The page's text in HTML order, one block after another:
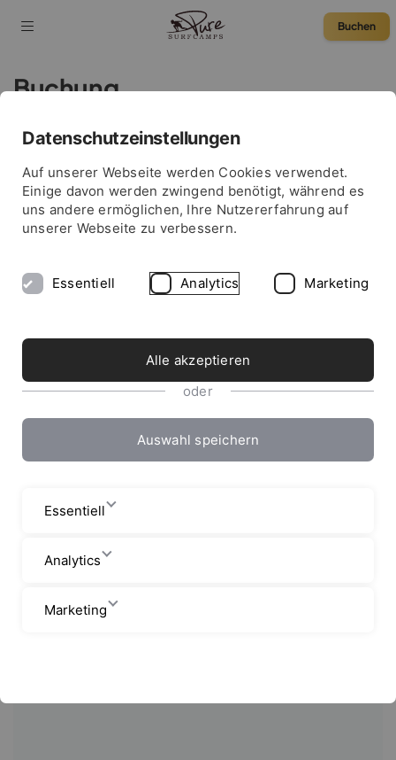
Buchen
Buchung
Datenschutzeinstellungen
Auf unserer Webseite werden Cookies verwendet.
Einige davon werden zwingend benötigt, während es
uns andere ermöglichen, Ihre Nutzererfahrung auf
unserer Webseite zu verbessern.
Essentiell Analytics Marketing
Alle akzeptieren
oder
Auswahl speichern
Essentiell
Analytics
Marketing